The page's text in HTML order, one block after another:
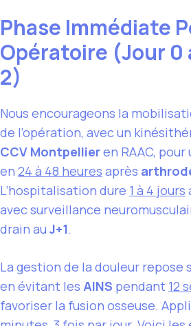
Phase Immédiate
Opératoire (Jour 0
2)
Nous encourageons la
de l’opération, avec un
CCV Montpellieren RAAC,
en 24 à 48 heures après
L’hospitalisation dure 1 à 4 jours
avec surveillance
drain au J+1.
La gestion de la douleur repose
en évitant les AINS pendant 12
favoriser la fusion osseuse.